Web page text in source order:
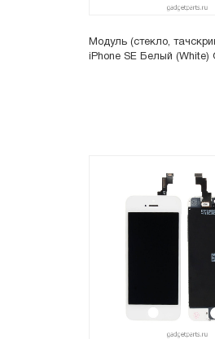
Модуль (стекло,
iPhone SE Белый (White)